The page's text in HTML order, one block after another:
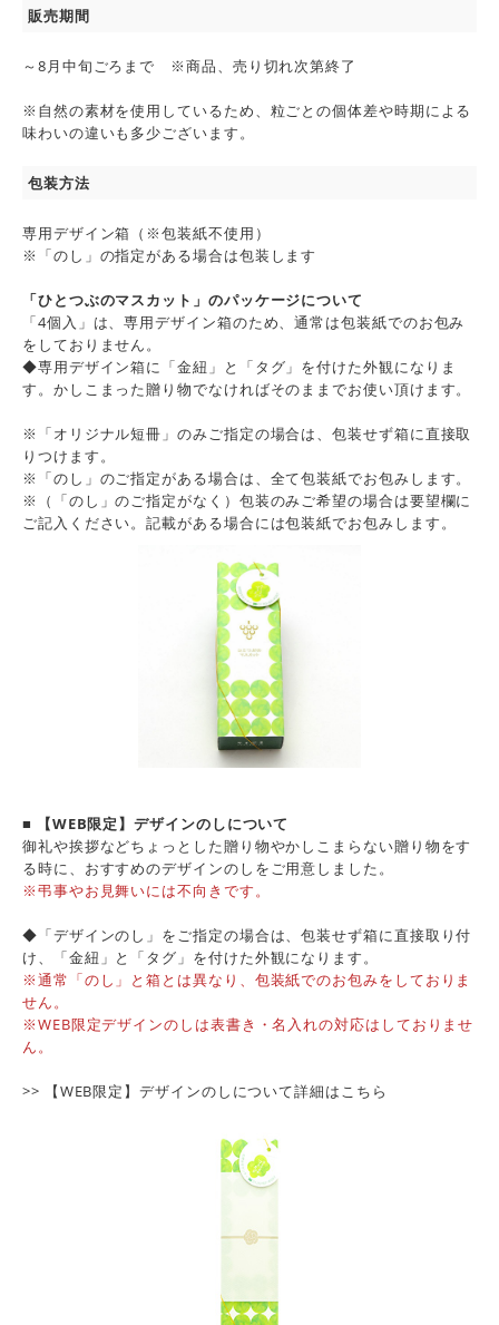
販売期間
～8月中旬ごろまで ※商品、売り切れ次第終了
※自然の素材を使用しているため、粒ごとの個体差や時期による
味わいの違いも多少ございます。
包装方法
専用デザイン箱（※包装紙不使用）
※「のし」の指定がある場合は包装します
「ひとつぶのマスカット」のパッケージについて
「4個入」は、専用デザイン箱のため、通常は包装紙でのお包み
をしておりません。
◆専用デザイン箱に「金紐」と「タグ」を付けた外観になりま
す。かしこまった贈り物でなければそのままでお使い頂けます。
※「オリジナル短冊」のみご指定の場合は、包装せず箱に直接取
りつけます。
※「のし」のご指定がある場合は、全て包装紙でお包みします。
※（「のし」のご指定がなく）包装のみご希望の場合は要望欄に
ご記入ください。記載がある場合には包装紙でお包みします。
■ 【WEB限定】デザインのしについて
御礼や挨拶などちょっとした贈り物やかしこまらない贈り物をす
る時に、おすすめのデザインのしをご用意しました。
※弔事やお見舞いには不向きです。
◆「デザインのし」をご指定の場合は、包装せず箱に直接取り付
け、「金紐」と「タグ」を付けた外観になります。
※通常「のし」と箱とは異なり、包装紙でのお包みをしておりま
せん。
※WEB限定デザインのしは表書き・名入れの対応はしておりませ
ん。
>> 【WEB限定】デザインのしについて詳細はこちら